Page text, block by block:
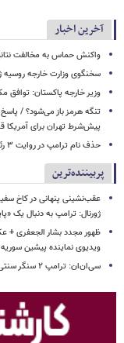
آخرین اخبار
واکنش حماس به مخالفت
سخنگوی وزارت خارجه روسیه
وزیر خارجه پاکستان: توافق
تنگه هرمز باز می‌شود؟ /
پیش‌شرط تهران برای آمریکا
حذف نام ترامپ در روایت ۳ رئیس‌جمهور اسبق آمریکا از تاریخ کشورشان
پربیننده‌ترین
عقب‌نشینی پنهانی در کاخ
ژورنال: ترامپ به دنبال یک
ظهور مجدد بشار الجعفری
ویدیوی نماینده پیشین
سی‌ان‌ان: ترامپ ۲ سنگر سنتی جمهوری‌خواهان را واگذار کرد